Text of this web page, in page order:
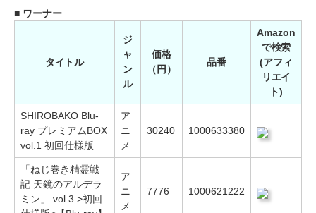
■ ワーナー
タイトル
ジ
ャ
ン
ル
価格
（円）
品番
Amazon
で検索
(アフィ
リエイ
ト)
SHIROBAKO Blu-
ray プレミアムBOX
vol.1 初回仕様版
ア
ニ
メ
30240 1000633380
「ねじ巻き精霊戦
記 天鏡のアルデラ
ミン」 vol.3 >初回
ア
ニ
メ
7776 1000621222